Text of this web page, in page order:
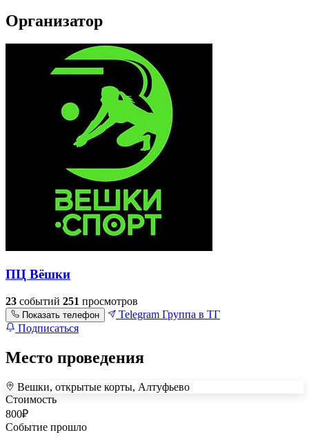
Организатор
ПЦ Вёшки
23 событий 251 просмотров
Показать телефон Telegram Группа в ТГ
Подписаться
Место проведения
+
–
Вешки, открытые корты, Алтуфьево
Стоимость
800₽
Событие прошло